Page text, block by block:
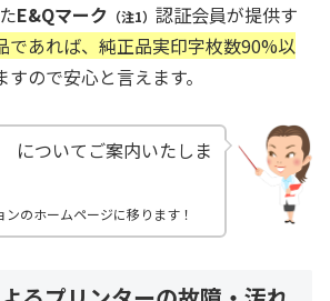
E&Qマーク （注1） 認証会員が提供す
であれば、純正品実印字枚数90%以
すので安心と言えます。
についてご案内いたしま
のホームページに移ります！